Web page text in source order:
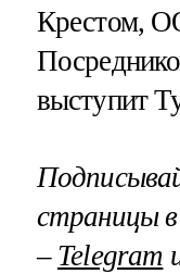
Крестом,
выступит
страницы
– Telegram